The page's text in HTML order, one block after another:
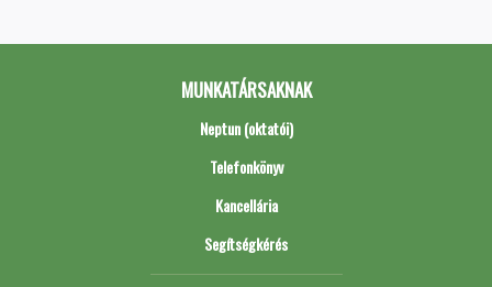
MUNKATÁRSAKNAK
Neptun (oktatói)
Telefonkönyv
Kancellária
Segítségkérés